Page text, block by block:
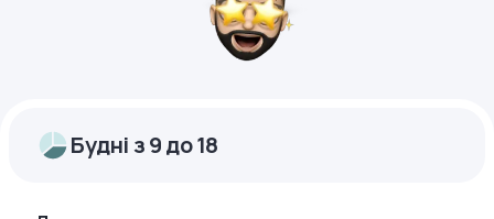
Будні з 9 до 18